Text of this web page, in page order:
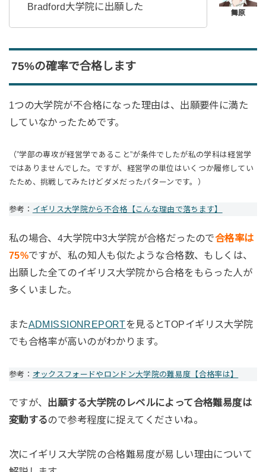
Bradford大学院に出願した
75%の確率で合格します
1つの大学院が不合格になった理由は、出願要件に満た
していなかったためです。
（”学部の専攻が経営学であること”が条件でしたが私の学科は経営学
ではありませんでした。ですが、経営学の単位はいくつか履修してい
たため、挑戦してみたけどダメだったパターンです。）
参考： イギリス大学院から不合格【こんな理由で落ちます】
私の場合、4大学院中3大学院が合格だったので合格率は
75%ですが、私の知人も似たような合格数、もしくは、
出願した全てのイギリス大学院から合格をもらった人が
多くいました。
またADMISSIONREPORTを見るとTOPイギリス大学院
でも合格率が高いのがわかります。
参考： オックスフォードやロンドン大学院の難易度【合格率は】
ですが、 出願する大学院のレベルによって合格難易度は
変動するので参考程度に捉えてくださいね。
次にイギリス大学院の合格難易度が易しい理由について